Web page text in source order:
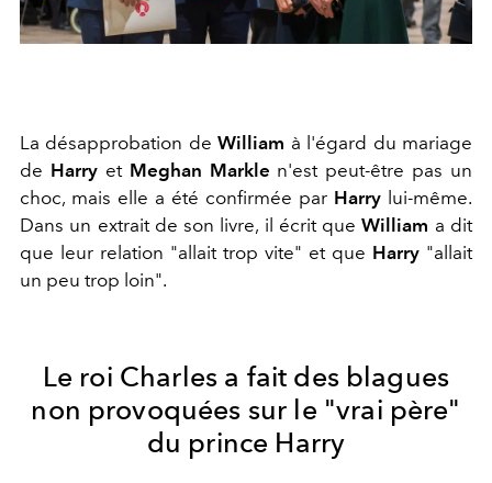
La désapprobation deWilliam à l'égard du mariage
de Harryet Meghan Markle n'est peut-être pas un
choc, mais elle a été confirmée par Harry lui-même.
Dans un extrait de son livre, il écrit queWilliam a dit
que leur relation "allait trop vite" et que Harry "allait
un peu trop loin".
Le roi Charles a fait des blagues
non provoquées sur le "vrai père"
du prince Harry